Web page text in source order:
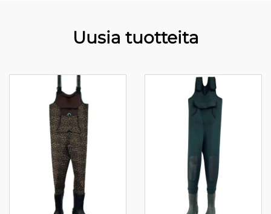
Uusia tuotteita